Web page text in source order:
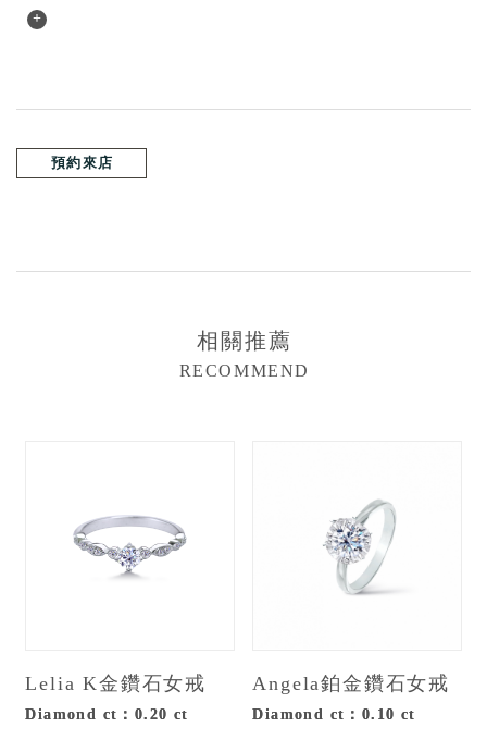
+
預約來店
相關推薦
RECOMMEND
Lelia K金鑽石女戒
Diamond ct：0.20 ct
Angela鉑金鑽石女戒
Diamond ct：0.10 ct